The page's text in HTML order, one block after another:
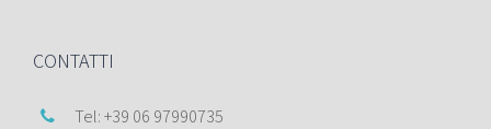
CONTATTI
Tel: +39 06 97990735